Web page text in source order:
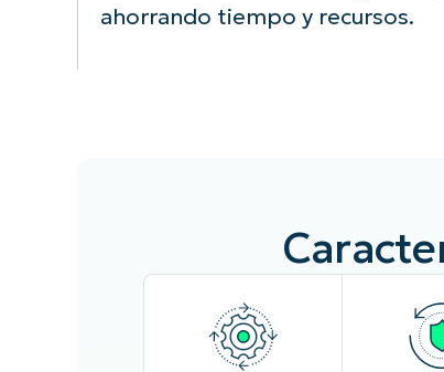
ahorrando tiempo y recursos.